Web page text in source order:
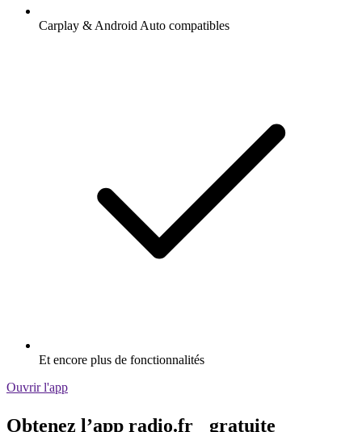
Carplay & Android Auto compatibles
Et encore plus de fonctionnalités
Ouvrir l'app
Obtenez l’app radio.fr gratuite